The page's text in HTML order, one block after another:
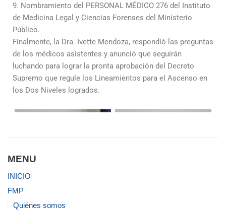
9. Nombramiento del PERSONAL MÉDICO 276 del Instituto
de Medicina Legal y Ciencias Forenses del Ministerio
Público.
Finalmente, la Dra. Ivette Mendoza, respondió las preguntas
de los médicos asistentes y anunció que seguirán
luchando para lograr la pronta aprobación del Decreto
Supremo que regule los Lineamientos para el Ascenso en
los Dos Niveles logrados.
MENU
INICIO
FMP
Quiénes somos